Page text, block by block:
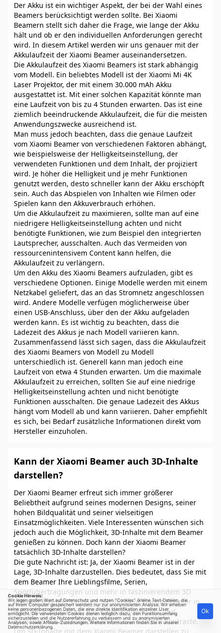
Der Akku ist ein wichtiger Aspekt, der bei der Wahl eines
Beamers berücksichtigt werden sollte. Bei Xiaomi
Beamern stellt sich daher die Frage, wie lange der Akku
hält und ob er den individuellen Anforderungen gerecht
wird. In diesem Artikel werden wir uns genauer mit der
Akkulaufzeit der Xiaomi Beamer auseinandersetzen.
Die Akkulaufzeit des Xiaomi Beamers ist stark abhängig
vom Modell. Ein beliebtes Modell ist der Xiaomi Mi 4K
Laser Projektor, der mit einem 30.000 mAh Akku
ausgestattet ist. Mit einer solchen Kapazität könnte man
eine Laufzeit von bis zu 4 Stunden erwarten. Das ist eine
ziemlich beeindruckende Akkulaufzeit, die für die meisten
Anwendungszwecke ausreichend ist.
Man muss jedoch beachten, dass die genaue Laufzeit
vom Xiaomi Beamer von verschiedenen Faktoren abhängt,
wie beispielsweise der Helligkeitseinstellung, der
verwendeten Funktionen und dem Inhalt, der projiziert
wird. Je höher die Helligkeit und je mehr Funktionen
genutzt werden, desto schneller kann der Akku erschöpft
sein. Auch das Abspielen von Inhalten wie Filmen oder
Spielen kann den Akkuverbrauch erhöhen.
Um die Akkulaufzeit zu maximieren, sollte man auf eine
niedrigere Helligkeitseinstellung achten und nicht
benötigte Funktionen, wie zum Beispiel den integrierten
Lautsprecher, ausschalten. Auch das Vermeiden von
ressourcenintensivem Content kann helfen, die
Akkulaufzeit zu verlängern.
Um den Akku des Xiaomi Beamers aufzuladen, gibt es
verschiedene Optionen. Einige Modelle werden mit einem
Netzkabel geliefert, das an das Stromnetz angeschlossen
wird. Andere Modelle verfügen möglicherweise über
einen USB-Anschluss, über den der Akku aufgeladen
werden kann. Es ist wichtig zu beachten, dass die
Ladezeit des Akkus je nach Modell variieren kann.
Zusammenfassend lässt sich sagen, dass die Akkulaufzeit
des Xiaomi Beamers von Modell zu Modell
unterschiedlich ist. Generell kann man jedoch eine
Laufzeit von etwa 4 Stunden erwarten. Um die maximale
Akkulaufzeit zu erreichen, sollten Sie auf eine niedrige
Helligkeitseinstellung achten und nicht benötigte
Funktionen ausschalten. Die genaue Ladezeit des Akkus
hängt vom Modell ab und kann variieren. Daher empfiehlt
es sich, bei Bedarf zusätzliche Informationen direkt vom
Hersteller einzuholen.
Kann der Xiaomi Beamer auch 3D-Inhalte
darstellen?
Der Xiaomi Beamer erfreut sich immer größerer
Beliebtheit aufgrund seines modernen Designs, seiner
hohen Bildqualität und seiner vielseitigen
Einsatzmöglichkeiten. Viele Interessenten wünschen sich
jedoch auch die Möglichkeit, 3D-Inhalte mit dem Beamer
genießen zu können. Doch kann der Xiaomi Beamer
tatsächlich 3D-Inhalte darstellen?
Die gute Nachricht ist: Ja, der Xiaomi Beamer ist in der
Lage, 3D-Inhalte darzustellen. Dies bedeutet, dass Sie mit
dem Beamer Ihre Lieblingsfilme, Serien,
Sportübertragungen und mehr in faszinierendem 3D
erleben können. Tauchen Sie mit dem Xiaomi Beamer in
eine neue Dimension des Entertainment ein und
genießen Sie detailreiche Bilder und scharfe Kontraste.
Cookie Hinweis:
Wir legen großen Wert auf Datenschutz und nutzen "Cookies" (kleine Text-Dateien, die
auf Ihrem Computer gespeichert werden) nur zur anonymisierten Analyse. Wir erheben
keine personenbezogenen Daten, die eine direkte Identifikation einzelner User
ermöglicht. Die verwendeten Cookies dienen lediglich dazu, den Funktionsumfang
sicherzustellen und die Nutzererfahrung zu verbessern und zu anonymisierten
Analysen, sowie Affiliate-Zuordnungen. Weitere Informationen finden Sie in unserer
Datenschutzerklärung
Ok